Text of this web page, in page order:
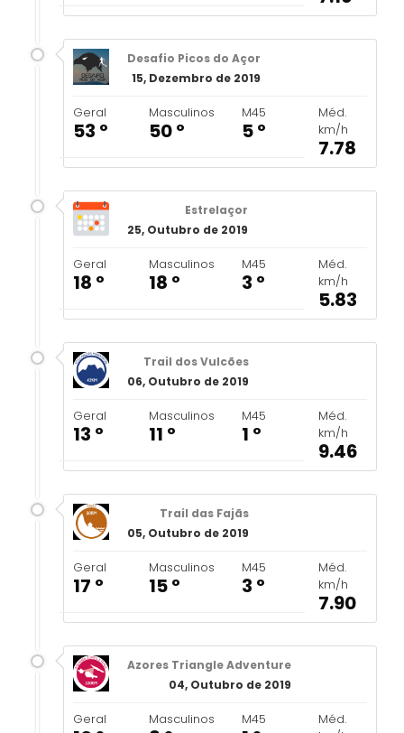
Desafio Picos do Açor
15, Dezembro de 2019
Geral
53 º
Masculinos
50 º
M45
5 º
Méd.
km/h
7.78
Estrelaçor
25, Outubro de 2019
Geral
18 º
Masculinos
18 º
M45
3 º
Méd.
km/h
5.83
Trail dos Vulcões
06, Outubro de 2019
Geral
13 º
Masculinos
11 º
M45
1 º
Méd.
km/h
9.46
Trail das Fajãs
05, Outubro de 2019
Geral
17 º
Masculinos
15 º
M45
3 º
Méd.
km/h
7.90
Azores Triangle Adventure
04, Outubro de 2019
Geral Masculinos M45
Méd.